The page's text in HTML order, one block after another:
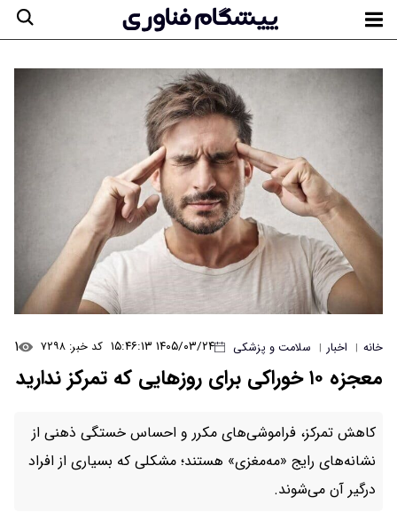
خانه | اخبار | سلامت و پزشکی ۱۴۰۵/۰۳/۲۴ ۱۵:۴۶:۱۳ کد خبر: ۷۲۹۸ ۱
معجزه ۱۰ خوراکی برای روزهایی که تمرکز ندارید
کاهش تمرکز، فراموشی‌های مکرر و احساس خستگی ذهنی از
نشانه‌های رایج «مه‌مغزی» هستند؛ مشکلی که بسیاری از افراد
درگیر آن می‌شوند.